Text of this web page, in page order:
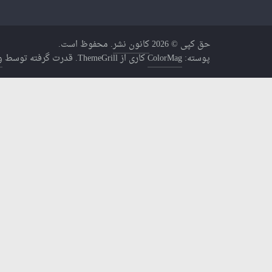
حق کپی © 2026 کانون نشر. محفوظ است.
پوسته:ColorMagکاری از ThemeGrill. قدرت گرفته توسط